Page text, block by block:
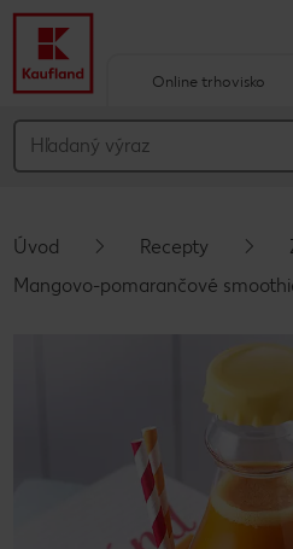
Hlavný obsah
Vyskakovací bočný panel
Online trhovisko
Úvod Recepty
Mangovo-pomarančové